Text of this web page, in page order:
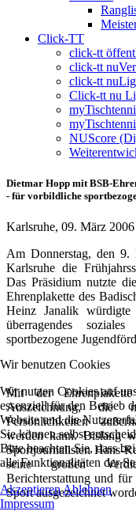
Click-TT
click-tt
click-tt
click-tt
Click-tt nu
NUScore
Dietmar Hopp mit BSB-
- für vorbildliche
Karlsruhe, 09. März 2006
Am Donnerstag, den
Karlsruhe die
Das Präsidium nutzte
Ehrenplakette des
Heinz Janalik
überragendes
sportbezogene
Mit der
Auszeichnung, die
Persönlichkeiten
werden kann. Bislang
Sportjournalisten Hans-
seine großen
Berichterstattung und
Sport ausgezeichnet
Wir benutzen Cookies
Wir nutzen Cookies auf
essenziell für den Betrieb
Website und die
Sie können selbst
Bitte beachten Sie, dass
alle Funktionalitäten der
AkzeptierenAblehnen
Impressum